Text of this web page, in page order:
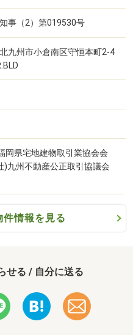
事（2）第019530号
九州市小倉南区守恒本町2-4
岡県宅地建物取引業協会会
)九州不動産公正取引協議会
件情報を見る
せる / 自分に送る